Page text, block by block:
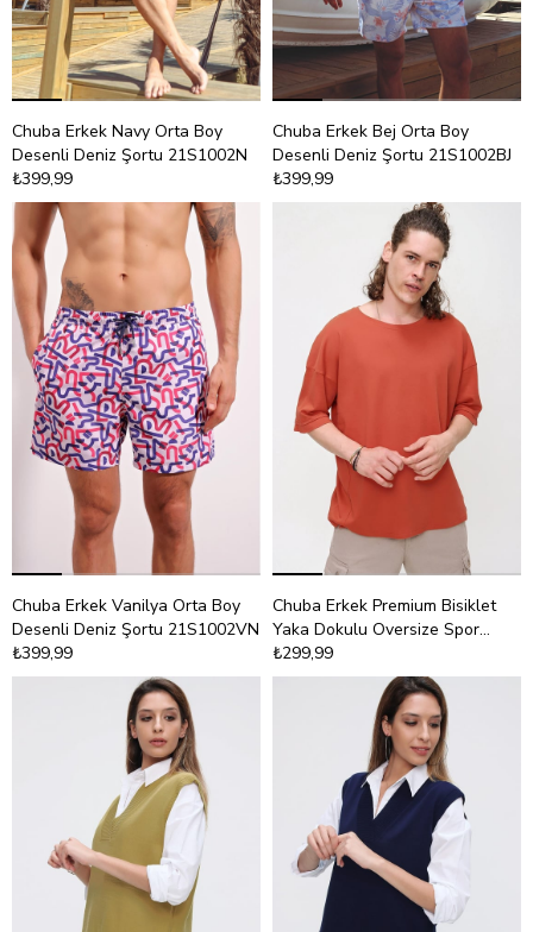
Chuba Erkek Navy Orta Boy
Desenli Deniz Şortu 21S1002N
₺399,99
Chuba Erkek Bej Orta Boy
Desenli Deniz Şortu 21S1002BJ
₺399,99
Chuba Erkek Vanilya Orta Boy
Desenli Deniz Şortu 21S1002VN
₺399,99
Chuba Erkek Premium Bisiklet
Yaka Dokulu Oversize Spor
Kesim t-Shirt 21S105
₺299,99